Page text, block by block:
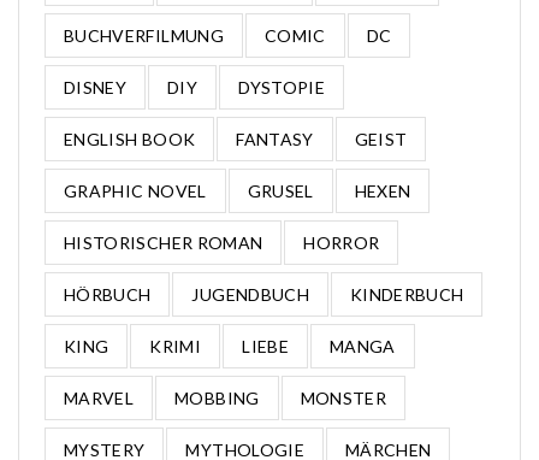
BUCHVERFILMUNG COMIC DC
DISNEY DIY DYSTOPIE
ENGLISH BOOK FANTASY GEIST
GRAPHIC NOVEL GRUSEL HEXEN
HISTORISCHER ROMAN HORROR
HÖRBUCH JUGENDBUCH KINDERBUCH
KING KRIMI LIEBE MANGA
MARVEL MOBBING MONSTER
MYSTERY MYTHOLOGIE MÄRCHEN